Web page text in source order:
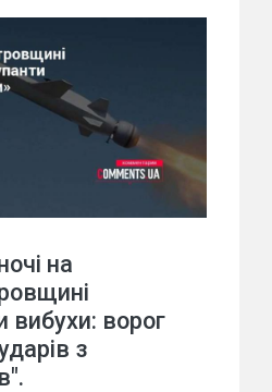
на
вибухи: ворог
з